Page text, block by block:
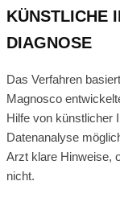
KÜNSTLICHE
DIAGNOSE
Das Verfahren
Magnosco
Hilfe von künstlicher
Datenanalyse
Arzt klare Hinweise,
nicht.